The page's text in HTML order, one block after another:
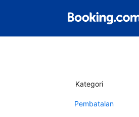
Kategori
Pembatalan